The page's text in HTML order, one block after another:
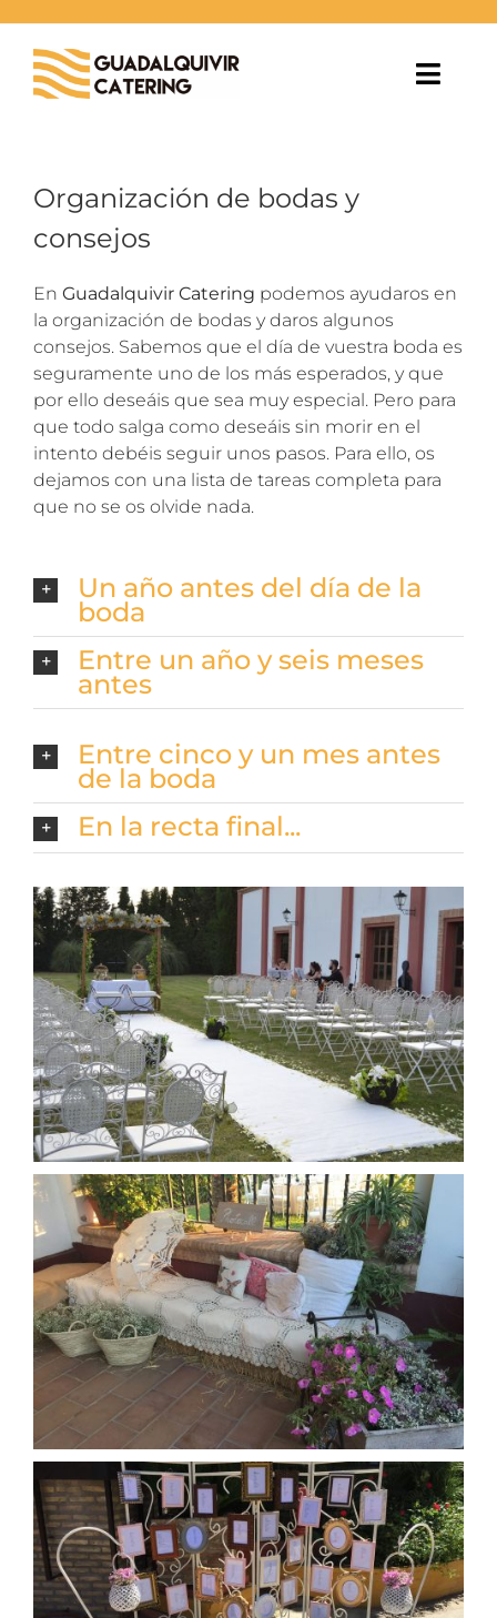
contenido
ESPACIOS
BLOG
CONTACTO
Organización de bodas y
consejos
En Guadalquivir Catering podemos ayudaros en
la organización de bodas y daros algunos
consejos. Sabemos que el día de vuestra boda es
seguramente uno de los más esperados, y que
por ello deseáis que sea muy especial. Pero para
que todo salga como deseáis sin morir en el
intento debéis seguir unos pasos. Para ello, os
dejamos con una lista de tareas completa para
que no se os olvide nada.
Un año antes del día de la
boda
Entre un año y seis meses
antes
Entre cinco y un mes antes
de la boda
En la recta final...